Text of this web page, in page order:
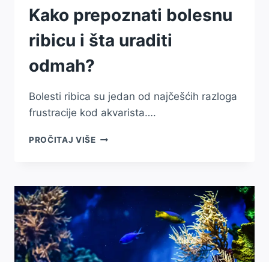
Kako prepoznati bolesnu
ribicu i šta uraditi
odmah?
Bolesti ribica su jedan od najčešćih razloga
frustracije kod akvarista….
PROČITAJ VIŠE KAKO
I
ŠTA
URADITI